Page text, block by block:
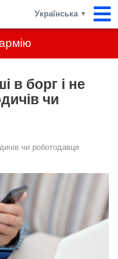
Українська ▼
в борг і не
чи
чи роботодавця